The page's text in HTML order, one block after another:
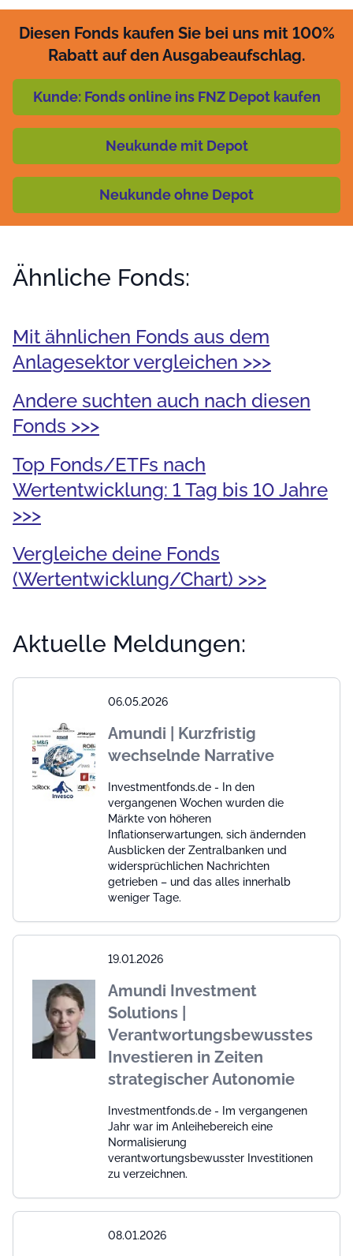
Diesen Fonds kaufen Sie bei uns mit 100%
Rabatt auf den Ausgabeaufschlag.
Kunde: Fonds online ins FNZ Depot kaufen
Neukunde mit Depot
Neukunde ohne Depot
Ähnliche Fonds:
Mit ähnlichen Fonds aus dem
Anlagesektor vergleichen >>>
Andere suchten auch nach diesen
Fonds >>>
Top Fonds/ETFs nach
Wertentwicklung: 1 Tag bis 10 Jahre
>>>
Vergleiche deine Fonds
(Wertentwicklung/Chart) >>>
Aktuelle Meldungen:
06.05.2026
Amundi | Kurzfristig
wechselnde Narrative
Investmentfonds.de - In den
vergangenen Wochen wurden die
Märkte von höheren
Inflationserwartungen, sich ändernden
Ausblicken der Zentralbanken und
widersprüchlichen Nachrichten
getrieben – und das alles innerhalb
weniger Tage.
19.01.2026
Amundi Investment
Solutions |
Verantwortungsbewusstes
Investieren in Zeiten
strategischer Autonomie
Investmentfonds.de - Im vergangenen
Jahr war im Anleihebereich eine
Normalisierung
verantwortungsbewusster Investitionen
zu verzeichnen.
08.01.2026